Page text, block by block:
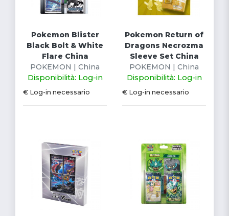
Pokemon Blister
Black Bolt & White
Flare China
POKEMON | China
Disponibilità: Log-in
€ Log-in necessario
Pokemon Return of
Dragons Necrozma
Sleeve Set China
POKEMON | China
Disponibilità: Log-in
€ Log-in necessario